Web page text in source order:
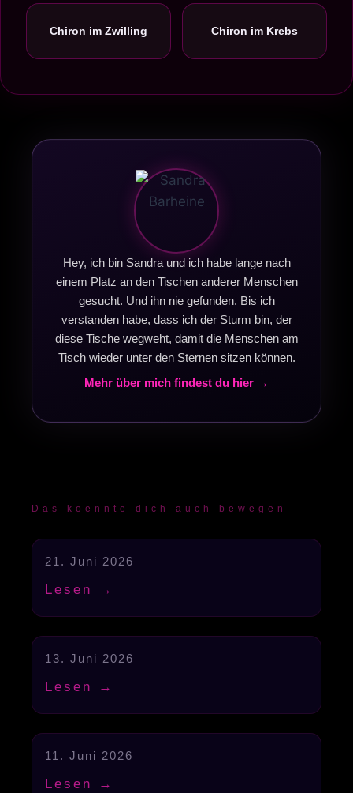
Chiron im Zwilling Chiron im Krebs
Hey, ich bin Sandra und ich habe lange nach
einem Platz an den Tischen anderer Menschen
gesucht. Und ihn nie gefunden. Bis ich
verstanden habe, dass ich der Sturm bin, der
diese Tische wegweht, damit die Menschen am
Tisch wieder unter den Sternen sitzen können.
Mehr über mich findest du hier →
Das koennte dich auch bewegen
Chiron
21. Juni 2026
Lesen →
Chiron
13. Juni 2026
Lesen →
Chiron
11. Juni 2026
Lesen →